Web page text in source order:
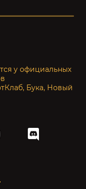
у официальных
Бука, Новый